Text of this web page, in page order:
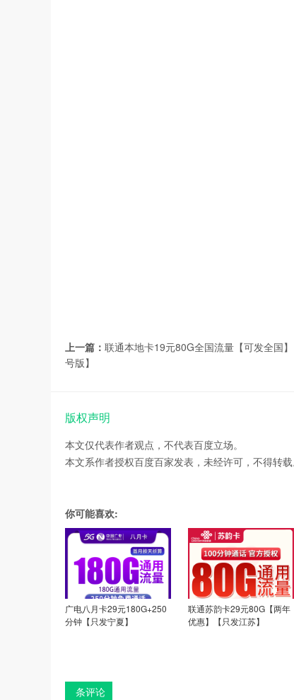
上一篇： 联通本地卡19元80G全国流量【可发全国】
号版】
版权声明
本文仅代表作者观点，不代表百度立场。
本文系作者授权百度百家发表，未经许可，不得转载
你可能喜欢:
广电八月卡29元180G+250
分钟【只发宁夏】
联通苏韵卡29元80G【两年
优惠】【只发江苏】
条评论